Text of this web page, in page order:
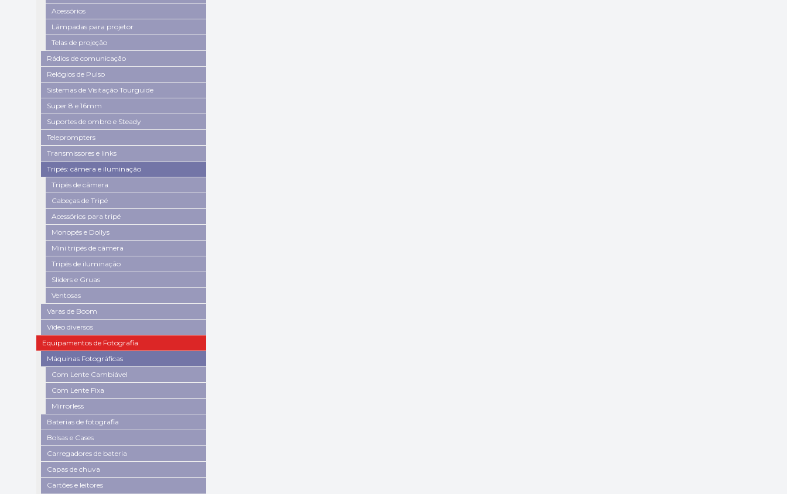
Acessórios
Lâmpadas para projetor
Telas de projeção
Rádios de comunicação
Relógios de Pulso
Sistemas de Visitação Tourguide
Super 8 e 16mm
Suportes de ombro e Steady
Teleprompters
Transmissores e links
Tripés: câmera e iluminação
Tripés de câmera
Cabeças de Tripé
Acessórios para tripé
Monopés e Dollys
Mini tripés de câmera
Tripés de iluminação
Sliders e Gruas
Ventosas
Varas de Boom
Vídeo diversos
Equipamentos de Fotografia
Máquinas Fotográficas
Com Lente Cambiável
Com Lente Fixa
Mirrorless
Baterias de fotografia
Bolsas e Cases
Carregadores de bateria
Capas de chuva
Cartões e leitores